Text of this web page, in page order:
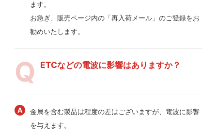
ます。
お急ぎ、販売ページ内の「再入荷メール」のご登録をお
勧めいたします。
ETCなどの電波に影響はありますか？
金属を含む製品は程度の差はございますが、電波に影響
を与えます。